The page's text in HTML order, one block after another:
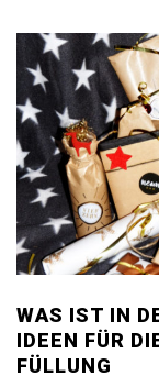
WAS IST IN
IDEEN FÜR
FÜLLUNG